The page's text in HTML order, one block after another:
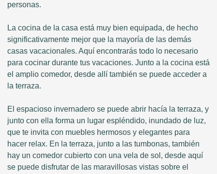
personas.
La cocina de la casa está muy bien equipada, de hecho
significativamente mejor que la mayoría de las demás
casas vacacionales. Aquí encontrarás todo lo necesario
para cocinar durante tus vacaciones. Junto a la cocina está
el amplio comedor, desde allí también se puede acceder a
la terraza.
El espacioso invernadero se puede abrir hacía la terraza, y
junto con ella forma un lugar espléndido, inundado de luz,
que te invita con muebles hermosos y elegantes para
hacer relax. En la terraza, junto a las tumbonas, también
hay un comedor cubierto con una vela de sol, desde aquí
se puede disfrutar de las maravillosas vistas sobre el